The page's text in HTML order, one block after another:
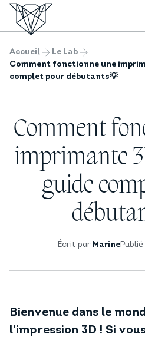
Accueil
Le Lab
Comment fonctionne une
complet pour débutants💡
Comment
imprimante
guide
Écrit par MarinePublié
Bienvenue dans le
l'impression 3D ! Si